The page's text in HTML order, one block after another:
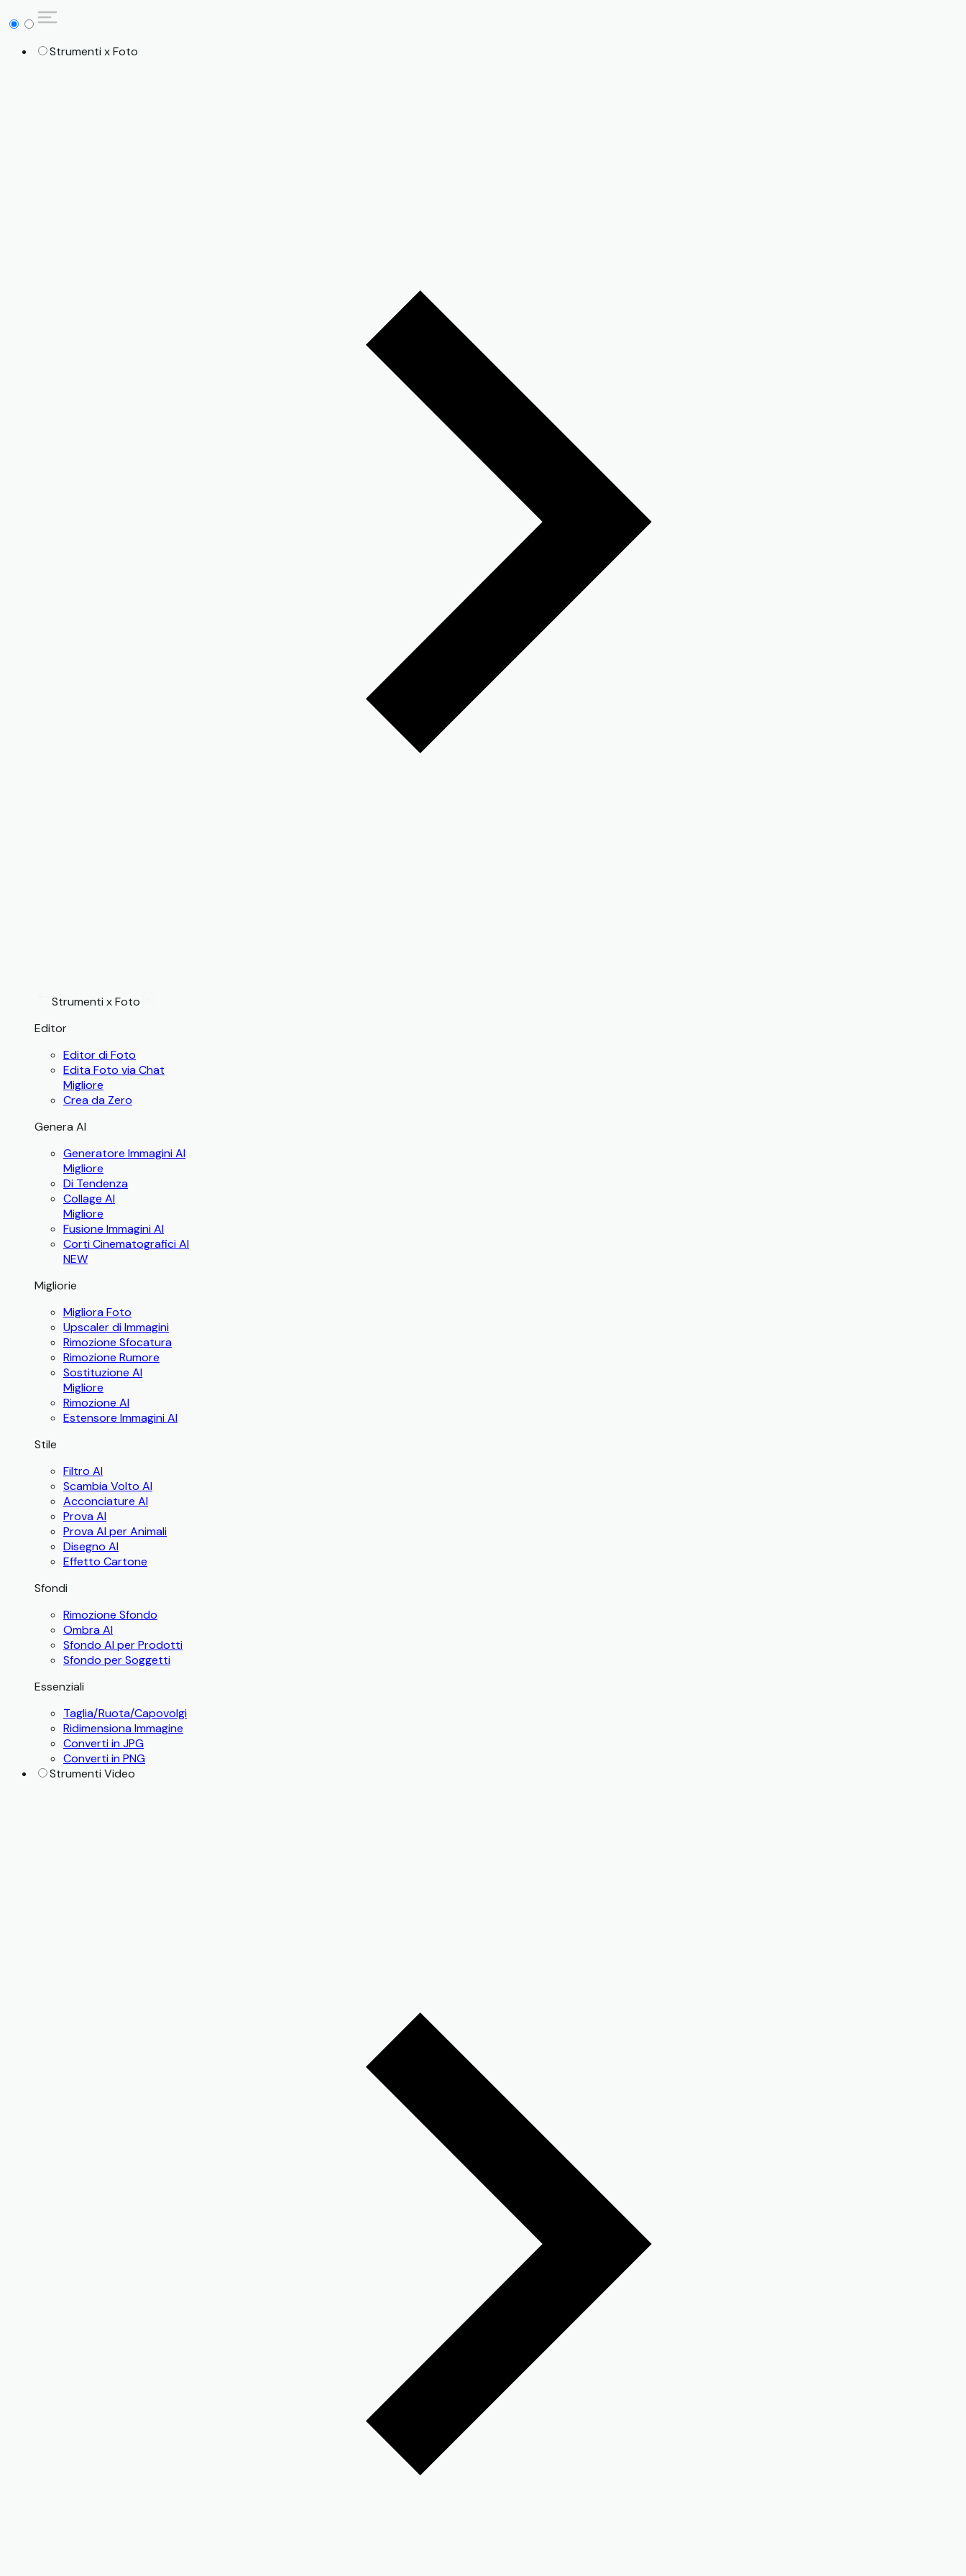
Strumenti x Foto
Strumenti x Foto
Editor
Editor di Foto
Edita Foto via Chat
Migliore
Crea da Zero
Genera AI
Generatore Immagini AI
Migliore
Di Tendenza
Collage AI
Migliore
Fusione Immagini AI
Corti Cinematografici AI
NEW
Migliorie
Migliora Foto
Upscaler di Immagini
Rimozione Sfocatura
Rimozione Rumore
Sostituzione AI
Migliore
Rimozione AI
Estensore Immagini AI
Stile
Filtro AI
Scambia Volto AI
Acconciature AI
Prova AI
Prova AI per Animali
Disegno AI
Effetto Cartone
Sfondi
Rimozione Sfondo
Ombra AI
Sfondo AI per Prodotti
Sfondo per Soggetti
Essenziali
Taglia/Ruota/Capovolgi
Ridimensiona Immagine
Converti in JPG
Converti in PNG
Strumenti Video